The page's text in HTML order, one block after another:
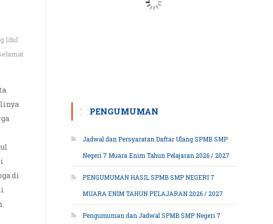
Idul
di
PENGUMUMAN
Jadwal dan Persyaratan Daftar Ulang SPMB SMP
Negeri 7 Muara Enim Tahun Pelajaran 2026 / 2027
PENGUMUMAN HASIL SPMB SMP NEGERI 7
MUARA ENIM TAHUN PELAJARAN 2026 / 2027
Pengumuman dan Jadwal SPMB SMP Negeri 7